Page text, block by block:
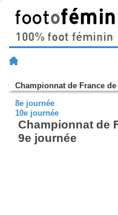
Championnat de France de
8e journée
10e journée
Championnat de
9e journée